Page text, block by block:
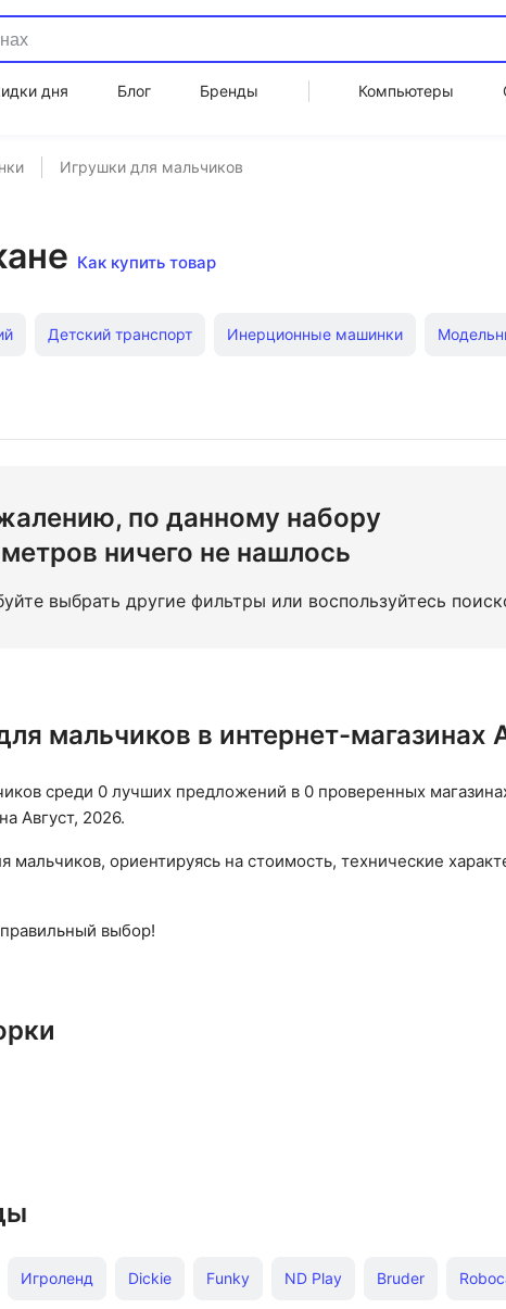
дня Блог Бренды Компьютеры
Игрушки для мальчиков
Как купить товар
Детский транспорт Инерционные машинки
с одной машинкой Каталки для детей Детская
по данному набору
ничего не нашлось
выбрать другие фильтры или воспользуйтесь
мальчиков в интернет-магазинах
среди 0 лучших предложений в 0 проверенных
Август, 2026.
ориентируясь на стоимость, технические
выбор!
Игроленд Dickie Funky ND Play Bruder